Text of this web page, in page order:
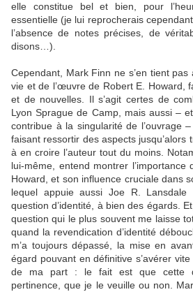
elle constitue bel et bien, pour
essentielle (je lui reprocherais
l’absence de notes précises, de
disons…).
Cependant, Mark Finn ne s’en tient pas
vie et de l’œuvre de Robert E. Howard,
et de nouvelles. Il s’agit certes de
Lyon Sprague de Camp, mais aussi –
contribue à la singularité de l’ouvrage
faisant ressortir des aspects jusqu’alors
à en croire l’auteur tout du moins.
lui-même, entend montrer l’importance
Howard, et son influence cruciale dans
lequel appuie aussi Joe R.
question d’identité, à bien des égards.
question qui le plus souvent me laisse
quand la revendication d’identité
m’a toujours dépassé, la mise en
égard pouvant en définitive s’avérer
de ma part : le fait est que cette
pertinence, que je le veuille ou non.